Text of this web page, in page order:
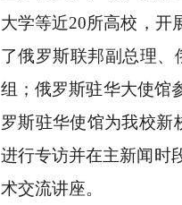
大学等近20所高校，开
了俄罗斯联邦副总理
组；俄罗斯驻华大使馆
罗斯驻华使馆为我校新
进行专访并在主新闻时
术交流讲座。